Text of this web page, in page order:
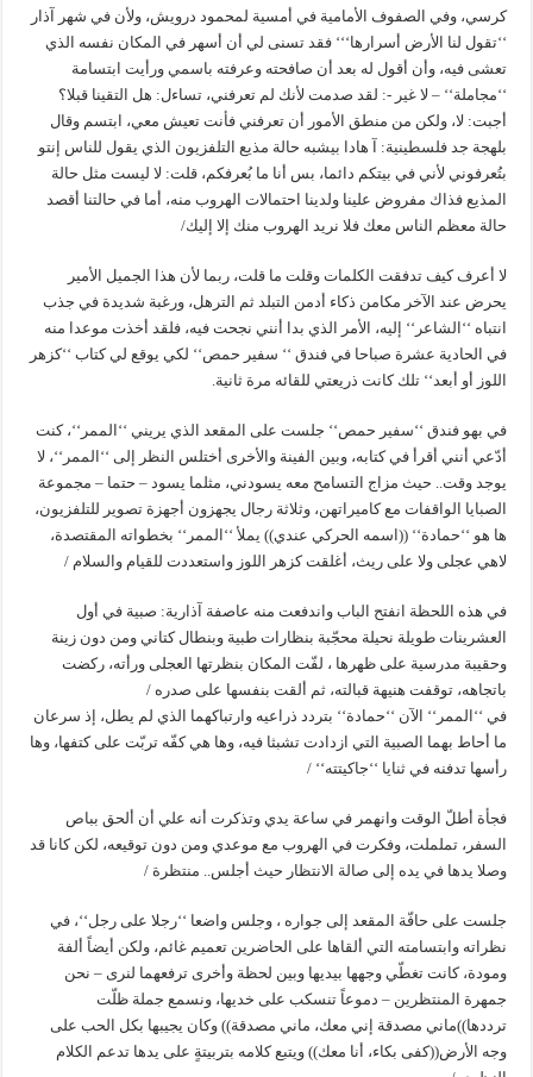
كرسي، وفي الصفوف الأمامية في أمسية لمحمود درويش، ولأن في شهر آذار
‘‘تقول لنا الأرض أسرارها‘‘‘ فقد تسنى لي أن أسهر في المكان نفسه الذي
تعشى فيه، وأن أقول له بعد أن صافحته وعرفته باسمي ورأيت ابتسامة
‘‘مجاملة‘‘ – لا غير -: لقد صدمت لأنك لم تعرفني، تساءل: هل التقينا قبلا؟
أجبت: لا، ولكن من منطق الأمور أن تعرفني فأنت تعيش معي، ابتسم وقال
بلهجة جد فلسطينية: آ هادا بيشبه حالة مذيع التلفزيون الذي يقول للناس إنتو
بتُعرفوني لأني في بيتكم دائما، بس أنا ما بُعرفكم، قلت: لا ليست مثل حالة
المذيع فذاك مفروض علينا ولدينا احتمالات الهروب منه، أما في حالتنا أقصد
حالة معظم الناس معك فلا نريد الهروب منك إلا إليك/
لا أعرف كيف تدفقت الكلمات وقلت ما قلت، ربما لأن هذا الجميل الأمير
يحرض عند الآخر مكامن ذكاء أدمن التبلد ثم الترهل، ورغبة شديدة في جذب
انتباه ‘‘الشاعر‘‘ إليه، الأمر الذي بدا أنني نجحت فيه، فلقد أخذت موعدا منه
في الحادية عشرة صباحا في فندق ‘‘ سفير حمص‘‘ لكي يوقع لي كتاب ‘‘كزهر
اللوز أو أبعد‘‘ تلك كانت ذريعتي للقائه مرة ثانية.
في بهو فندق ‘‘سفير حمص‘‘ جلست على المقعد الذي يريني ‘‘الممر‘‘، كنت
أدّعي أنني أقرأ في كتابه، وبين الفينة والأخرى أختلس النظر إلى ‘‘الممر‘‘، لا
يوجد وقت.. حيث مزاج التسامح معه يسودني، مثلما يسود – حتما – مجموعة
الصبايا الواقفات مع كاميراتهن، وثلاثة رجال يجهزون أجهزة تصوير للتلفزيون،
ها هو ‘‘حمادة‘‘ ((اسمه الحركي عندي)) يملأ ‘‘الممر‘‘ بخطواته المقتصدة،
لاهي عجلى ولا على ريث، أغلقت كزهر اللوز واستعددت للقيام والسلام /
في هذه اللحظة انفتح الباب واندفعت منه عاصفة آذارية: صبية في أول
العشرينات طويلة نحيلة محجّبة بنظارات طبية وبنطال كتاني ومن دون زينة
وحقيبة مدرسية على ظهرها ، لفّت المكان بنظرتها العجلى ورأته، ركضت
باتجاهه، توقفت هنيهة قبالته، ثم ألقت بنفسها على صدره /
في ‘‘الممر‘‘ الآن ‘‘حمادة‘‘ بتردد ذراعيه وارتباكهما الذي لم يطل، إذ سرعان
ما أحاط بهما الصبية التي ازدادت تشبثا فيه، وها هي كفّه تربّت على كتفها، وها
رأسها تدفنه في ثنايا ‘‘جاكيتته‘‘ /
فجأة أطلّ الوقت وانهمر في ساعة يدي وتذكرت أنه علي أن ألحق بباص
السفر، تململت، وفكرت في الهروب مع موعدي ومن دون توقيعه، لكن كانا قد
وصلا يدها في يده إلى صالة الانتظار حيث أجلس.. منتظرة /
جلست على حافّة المقعد إلى جواره ، وجلس واضعا ‘‘رجلا على رجل‘‘، في
نظراته وابتسامته التي ألقاها على الحاضرين تعميم غائم، ولكن أيضاً ألفة
ومودة، كانت تغطّي وجهها بيديها وبين لحظة وأخرى ترفعهما لنرى – نحن
جمهرة المنتظرين – دموعاً تنسكب على خديها، ونسمع جملة ظلّت
ترددها))ماني مصدقة إني معك، ماني مصدقة)) وكان يجيبها بكل الحب على
وجه الأرض((كفى بكاء، أنا معك)) ويتبع كلامه بتربيتةٍ على يدها تدعم الكلام